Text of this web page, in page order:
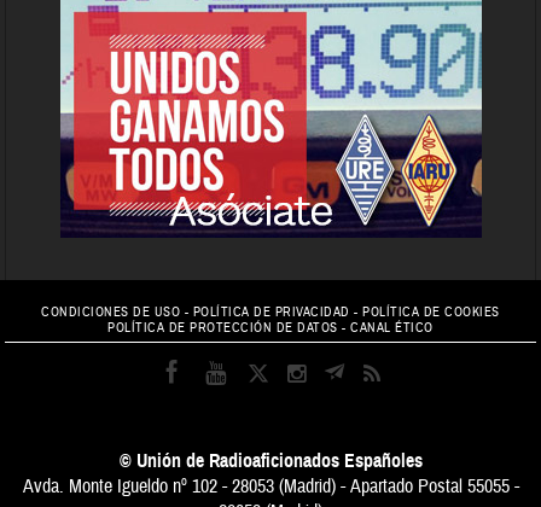
CONDICIONES DE USO - POLÍTICA DE PRIVACIDAD -POLÍTICA DE COOKIES
POLÍTICA DE PROTECCIÓN DE DATOS -CANAL ÉTICO
© Unión de Radioaficionados Españoles
Avda. Monte Igueldo nº 102 - 28053 (Madrid) - Apartado Postal 55055 -